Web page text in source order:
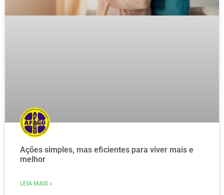
Ações simples, mas eficientes para viver mais e
melhor
LEIA MAIS »